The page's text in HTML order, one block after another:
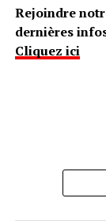
Rejoindre
dernières
Cliquez ici